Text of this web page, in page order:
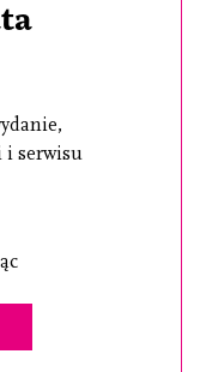
i serwisu